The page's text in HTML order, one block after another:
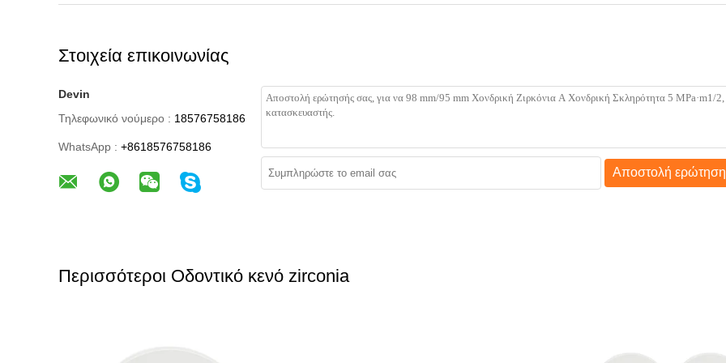
Στοιχεία επικοινωνίας
Devin
Τηλεφωνικό νούμερο : 18576758186
WhatsApp : +8618576758186
Αποστολή
Περισσότεροι Οδοντικό κενό zirconia